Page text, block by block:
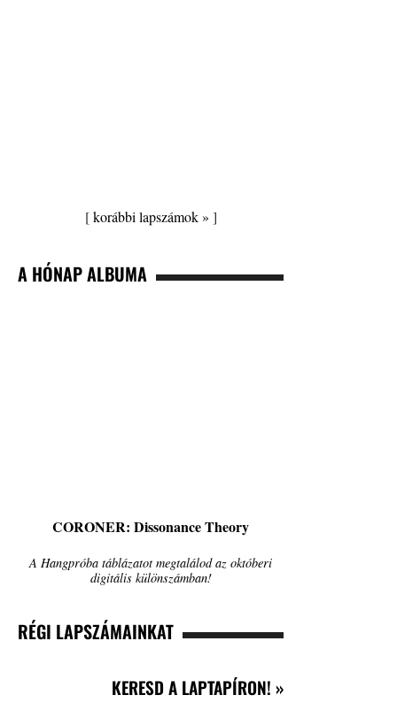
[korábbi lapszámok » ]
A HÓNAP ALBUMA
CORONER: Dissonance Theory
A Hangpróba táblázatot megtalálod az októberi
digitális különszámban!
RÉGI LAPSZÁMAINKAT
KERESD A LAPTAPÍRON! »